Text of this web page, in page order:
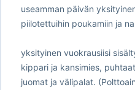
useamman päivän
piilotettuihin poukamiin ja
yksityinen vuokrausiisi
kippari ja kansimies,
juomat ja välipalat.